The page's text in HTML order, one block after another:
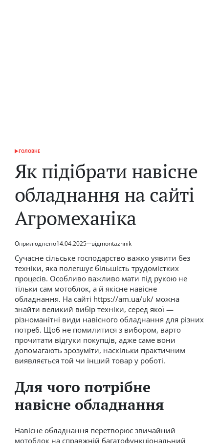
ОПУБЛІКУВАТИ
ГОЛОВНЕ
Як підібрати навісне
обладнання на сайті
Агромеханіка
Оприлюднено14.04.2025 відmontazhnik
Сучасне сільське господарство важко уявити без
техніки, яка полегшує більшість трудомістких
процесів. Особливо важливо мати під рукою не
тільки сам мотоблок, а й якісне навісне
обладнання. На сайті https://am.ua/uk/ можна
знайти великий вибір техніки, серед якої —
різноманітні види навісного обладнання для різних
потреб. Щоб не помилитися з вибором, варто
прочитати відгуки покупців, адже саме вони
допомагають зрозуміти, наскільки практичним
виявляється той чи інший товар у роботі.
Для чого потрібне
навісне обладнання
Навісне обладнання перетворює звичайний
мотоблок на справжній багатофункціональний